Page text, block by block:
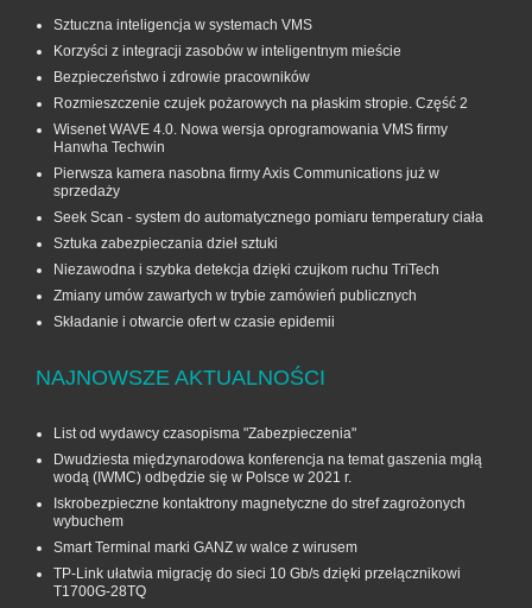
Sztuczna inteligencja w systemach VMS
Korzyści z integracji zasobów w inteligentnym mieście
Bezpieczeństwo i zdrowie pracowników
Rozmieszczenie czujek pożarowych na płaskim stropie. Część 2
Wisenet WAVE 4.0. Nowa wersja oprogramowania VMS firmy
Hanwha Techwin
Pierwsza kamera nasobna firmy Axis Communications już w
sprzedaży
Seek Scan - system do automatycznego pomiaru temperatury ciała
Sztuka zabezpieczania dzieł sztuki
Niezawodna i szybka detekcja dzięki czujkom ruchu TriTech
Zmiany umów zawartych w trybie zamówień publicznych
Składanie i otwarcie ofert w czasie epidemii
NAJNOWSZE AKTUALNOŚCI
List od wydawcy czasopisma "Zabezpieczenia"
Dwudziesta międzynarodowa konferencja na temat gaszenia mgłą
wodą (IWMC) odbędzie się w Polsce w 2021 r.
Iskrobezpieczne kontaktrony magnetyczne do stref zagrożonych
wybuchem
Smart Terminal marki GANZ w walce z wirusem
TP-Link ułatwia migrację do sieci 10 Gb/s dzięki przełącznikowi
T1700G‑28TQ